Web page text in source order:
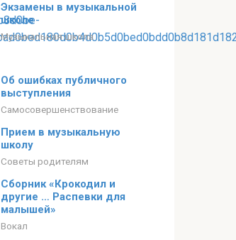
Экзамены в музыкальной
школе
Музыкальная школа
Об ошибках публичного
выступления
Самосовершенствование
Прием в музыкальную
школу
Советы родителям
Сборник «Крокодил и
другие … Распевки для
малышей»
Вокал